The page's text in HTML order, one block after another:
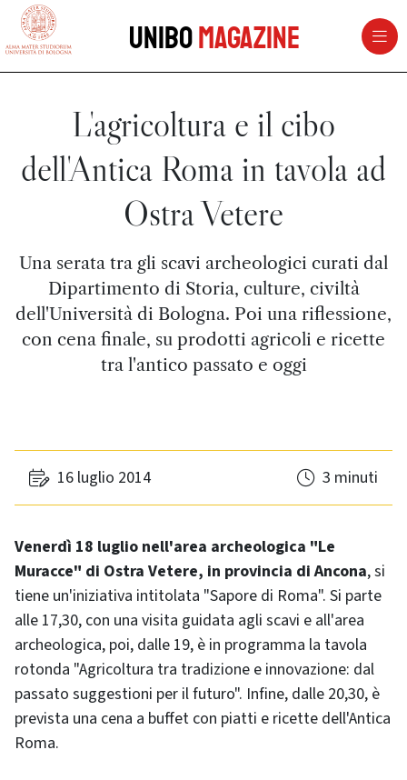
vai al contenuto della pagina
UniboMagazine
L'agricoltura e il cibo
dell'Antica Roma in tavola ad
Ostra Vetere
Una serata tra gli scavi archeologici curati dal
Dipartimento di Storia, culture, civiltà
dell'Università di Bologna. Poi una riflessione,
con cena finale, su prodotti agricoli e ricette
tra l'antico passato e oggi
16 luglio 2014 3 minuti
Venerdì 18 luglio nell'area archeologica "Le
Muracce" di Ostra Vetere, in provincia di Ancona, si
tiene un'iniziativa intitolata "Sapore di Roma". Si parte
alle 17,30, con una visita guidata agli scavi e all'area
archeologica, poi, dalle 19, è in programma la tavola
rotonda "Agricoltura tra tradizione e innovazione: dal
passato suggestioni per il futuro". Infine, dalle 20,30, è
prevista una cena a buffet con piatti e ricette dell'Antica
Roma.